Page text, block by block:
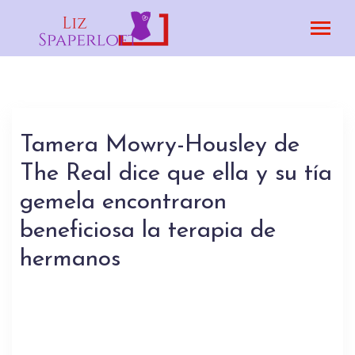
Tamera Mowry-Housley de
The Real dice que ella y su tía
gemela encontraron
beneficiosa la terapia de
hermanos